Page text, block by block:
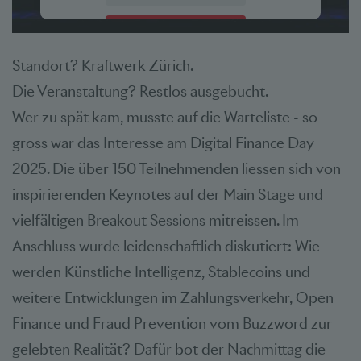
Akzeptieren
powered byUsercentrics Consent Management Platform
Standort? Kraftwerk Zürich.
Die Veranstaltung? Restlos ausgebucht.
Wer zu spät kam, musste auf die Warteliste - so
gross war das Interesse am Digital Finance Day
2025. Die über 150 Teilnehmenden liessen sich von
inspirierenden Keynotes auf der Main Stage und
vielfältigen Breakout Sessions mitreissen. Im
Anschluss wurde leidenschaftlich diskutiert: Wie
werden Künstliche Intelligenz, Stablecoins und
weitere Entwicklungen im Zahlungsverkehr, Open
Finance und Fraud Prevention vom Buzzword zur
gelebten Realität? Dafür bot der Nachmittag die